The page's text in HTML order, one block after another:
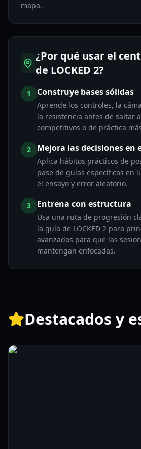
mapa.
¿Por qué usar el
de LOCKED 2?
1 Construye bases sólidas
Aprende los controles, la
la resistencia antes de saltar
competitivos o de práctica
2 Mejora las decisiones en
Aplica hábitos prácticos de
pase de guías específicas en
el ensayo y error aleatorio.
3 Entrena con estructura
Usa una ruta de progresión
la guía de LOCKED 2 para
avanzados para que las
mantengan enfocadas.
Destacados y